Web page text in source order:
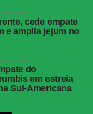
atrás
cede empate
e amplia jejum no
atrás
do
em estreia
Sul-Americana